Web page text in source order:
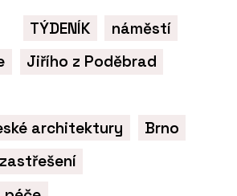
TÝDENÍK
náměstí
Jiřího z Poděbrad
architektury
Brno
zastřešení